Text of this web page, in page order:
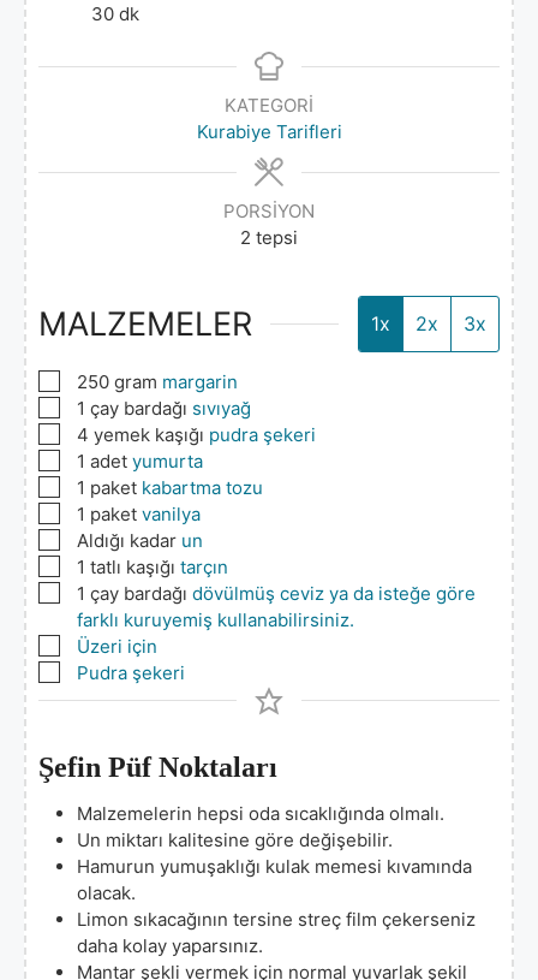
30 dk
KATEGORI
Kurabiye Tarifleri
PORSIYON
2 tepsi
MALZEMELER 1x 2x 3x
▢
250 gram margarin
▢1 çay bardağı sıvıyağ
▢
4 yemek kaşığı pudra şekeri
▢1 adet yumurta
▢1 paket kabartma tozu
▢1 paket vanilya
▢
Aldığı kadar un
▢1 tatlı kaşığı tarçın
▢1 çay bardağı dövülmüş ceviz ya da isteğe göre
farklı kuruyemiş kullanabilirsiniz.
▢
Üzeri için
▢
Pudra şekeri
Şefin Püf Noktaları
Malzemelerin hepsi oda sıcaklığında olmalı.
Un miktarı kalitesine göre değişebilir.
Hamurun yumuşaklığı kulak memesi kıvamında
olacak.
Limon sıkacağının tersine streç film çekerseniz
daha kolay yaparsınız.
Mantar şekli vermek için normal yuvarlak şekil